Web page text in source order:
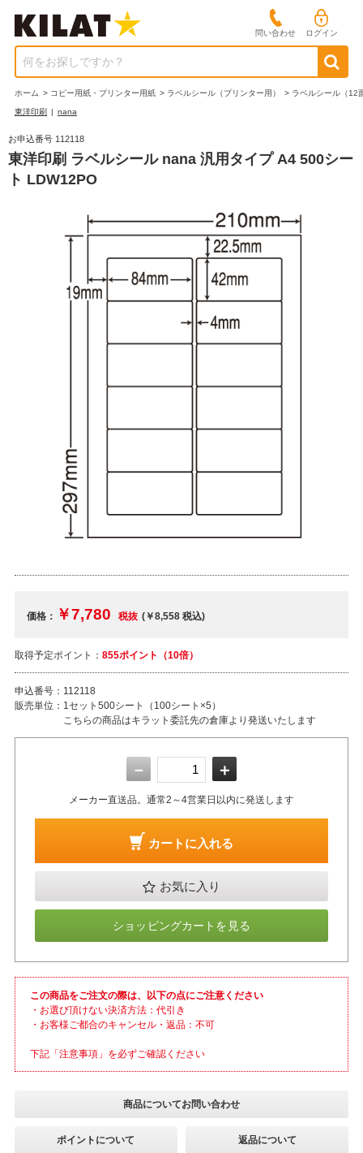
問い合わせ ログイン
何をお探しですか？
ホーム > コピー用紙・プリンター用紙 > ラベルシール（プリンター用） > ラベルシール（12
東洋印刷 | nana
お申込番号 112118
東洋印刷 ラベルシール nana 汎用タイプ A4 500シー
ト LDW12PO
価格： ￥7,780 税抜 (￥8,558税込)
取得予定ポイント： 855ポイント（10倍）
申込番号： 112118
販売単位： 1セット500シート（100シート×5）
こちらの商品はキラット委託先の倉庫より発送いたします
－ ＋
メーカー直送品。通常2～4営業日以内に発送します
カートに入れる
お気に入り
ショッピングカートを見る
この商品をご注文の際は、以下の点にご注意ください
・お選び頂けない決済方法：代引き
・お客様ご都合のキャンセル・返品：不可
下記「注意事項」を必ずご確認ください
商品についてお問い合わせ
ポイントについて 返品について